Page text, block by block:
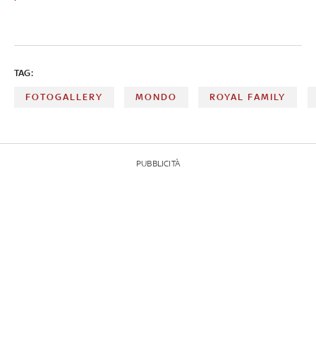
TAG:
FOTOGALLERY MONDO ROYAL FAMILY
PUBBLICITÀ